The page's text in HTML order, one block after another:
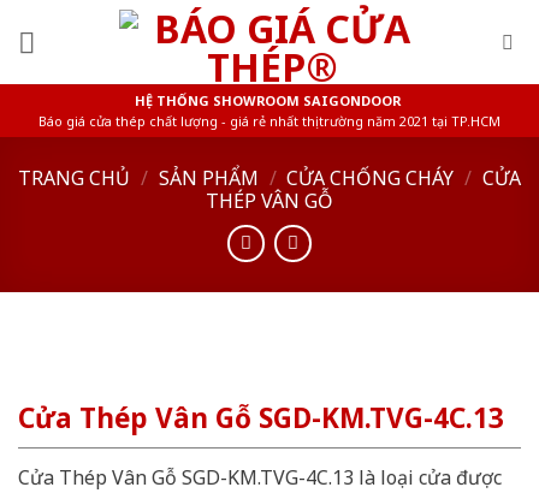
HỆ THỐNG SHOWROOM SAIGONDOOR
Báo giá cửa thép chất lượng - giá rẻ nhất thị trường năm 2021 tại TP.HCM
TRANG CHỦ / SẢN PHẨM / CỬA CHỐNG CHÁY / CỬA
THÉP VÂN GỖ
Cửa Thép Vân Gỗ SGD-KM.TVG-4C.13
Cửa Thép Vân Gỗ SGD-KM.TVG-4C.13 là loại cửa được